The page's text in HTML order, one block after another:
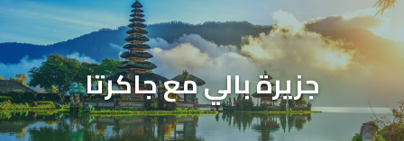
جزيرة بالي مع جاكرتا